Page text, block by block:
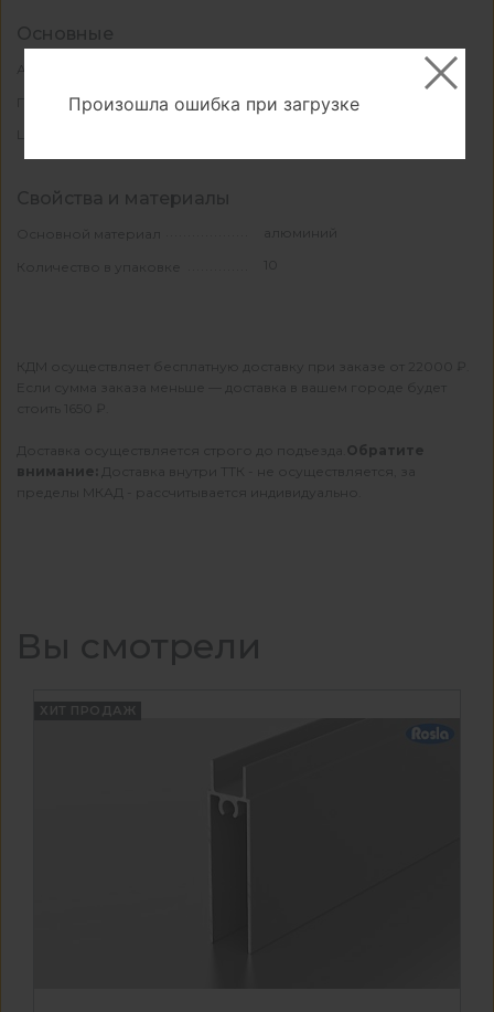
Основные
Артикул
Производитель РОСЛА
Свойства и материалы
Основной материал алюминий
Количество в упаковке 10
КДМ осуществляет бесплатную доставку при заказе от 22000 ₽.
Если сумма заказа меньше — доставка в вашем городе будет
стоить 1650 ₽.
Доставка осуществляется строго до подъезда. Обратите
внимание:
Доставка внутри ТТК - не осуществляется, за
пределы МКАД - рассчитывается индивидуально.
Вы смотрели
ХИТ ПРОДАЖ
Произошла ошибка при загрузке